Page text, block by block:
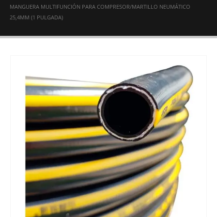
MANGUERA MULTIFUNCIÓN PARA COMPRESOR/MARTILLO NEUMÁTICO
25,4MM (1 PULGADA)